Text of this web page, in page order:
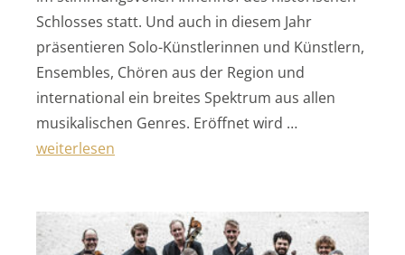
Schlosses statt. Und auch in diesem Jahr
präsentieren Solo-Künstlerinnen und Künstlern,
Ensembles, Chören aus der Region und
international ein breites Spektrum aus allen
musikalischen Genres. Eröffnet wird …
„Musik auf Schloss Filseck“
weiterlesen